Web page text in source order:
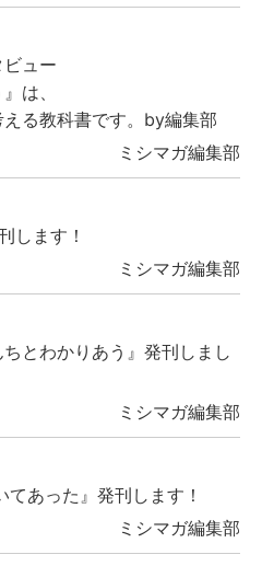
ュー
は、
る教科書です。by編集部
ミシマガ編集部
します！
ミシマガ編集部
とわかりあう』発刊しまし
ミシマガ編集部
あった』発刊します！
ミシマガ編集部